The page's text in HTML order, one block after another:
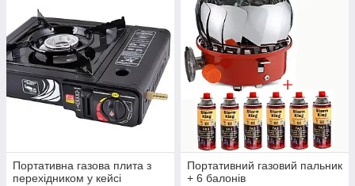
Портативна газова плита з
перехідником у кейсі
Портативний газовий пальник
+ 6 балонів